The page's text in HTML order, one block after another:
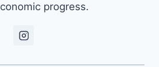
progress.